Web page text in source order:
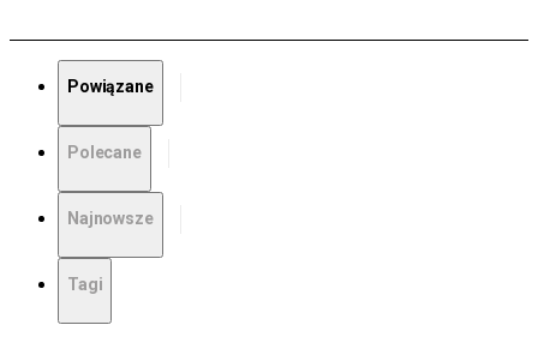
Powiązane
Polecane
Najnowsze
Tagi